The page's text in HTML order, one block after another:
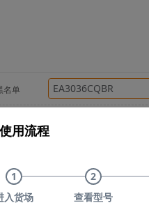
名单
品牌
库存数量
用流程
1
入货场
2
查看型号